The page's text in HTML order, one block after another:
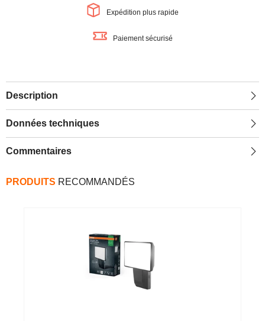
noire,
GU10
GU10
Expédition plus rapide
Paiement sécurisé
Description
Données techniques
Commentaires
PRODUITS RECOMMANDÉS